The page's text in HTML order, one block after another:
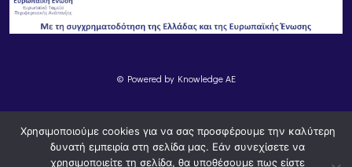
© Powered by Knowledge AE
Χρησιμοποιούμε cookies για να σας προσφέρουμε την καλύτερη
δυνατή εμπειρία στη σελίδα μας. Εάν συνεχίσετε να
χρησιμοποιείτε τη σελίδα, θα υποθέσουμε πως είστε